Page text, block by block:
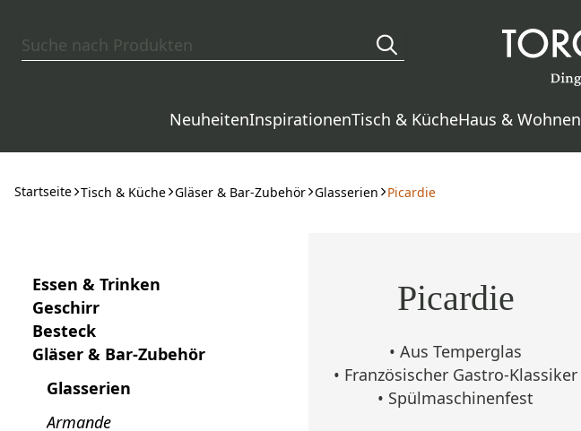
NeuheitenInspirationenTisch & KücheHaus & Wohnen
Startseite Tisch & Küche Gläser & Bar-Zubehör Glasserien Picardie
Essen & Trinken
Geschirr
Besteck
Gläser & Bar-Zubehör
Glasserien
Armande
Picardie
• Aus Temperglas
• Französischer Gastro-Klassiker
• Spülmaschinenfest